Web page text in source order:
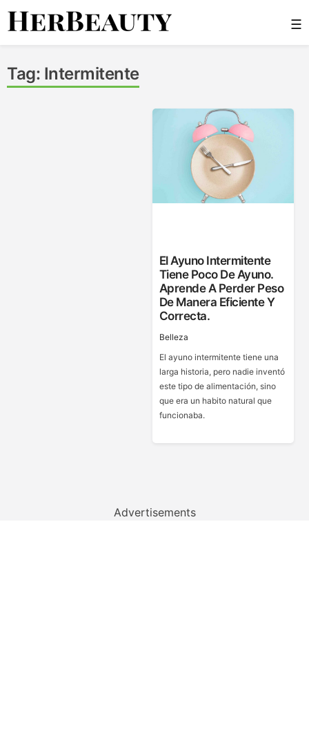
Skip
☰
Tag: Intermitente
El Ayuno Intermitente
Tiene Poco De Ayuno.
Aprende A Perder Peso
De Manera Eficiente Y
Correcta.
Belleza
El ayuno intermitente tiene una
larga historia, pero nadie inventó
este tipo de alimentación, sino
que era un habito natural que
funcionaba.
Advertisements